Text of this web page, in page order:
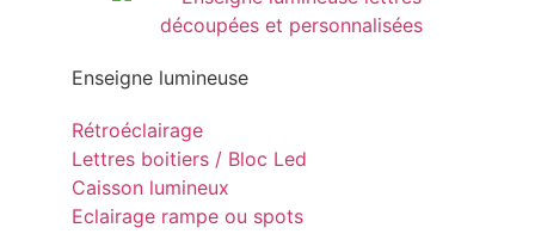
Enseigne lumineuse
Rétroéclairage
Lettres boitiers / Bloc Led
Caisson lumineux
Eclairage rampe ou spots